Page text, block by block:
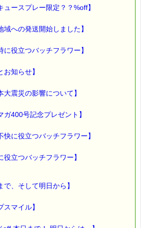
るみこ
ースプレー限定？？%off】
への発送開始しました】
役立つバッチフラワー】
知らせ】
震災の影響について】
400号記念プレゼント】
に役立つバッチフラワー】
立つバッチフラワー】
、そして明日から】
マイル】